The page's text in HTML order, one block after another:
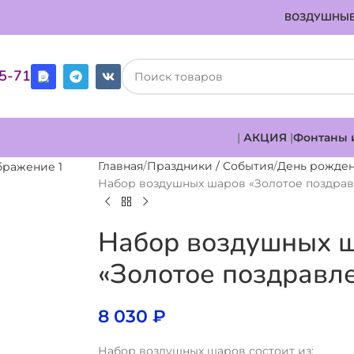
71
| АКЦИЯ |Фонтаны
Главная Праздники / События День
Набор воздушных шаров «Золотое
Набор воздушных
«Золотое
8 030₽
Набор воздушных шаров состоит из: